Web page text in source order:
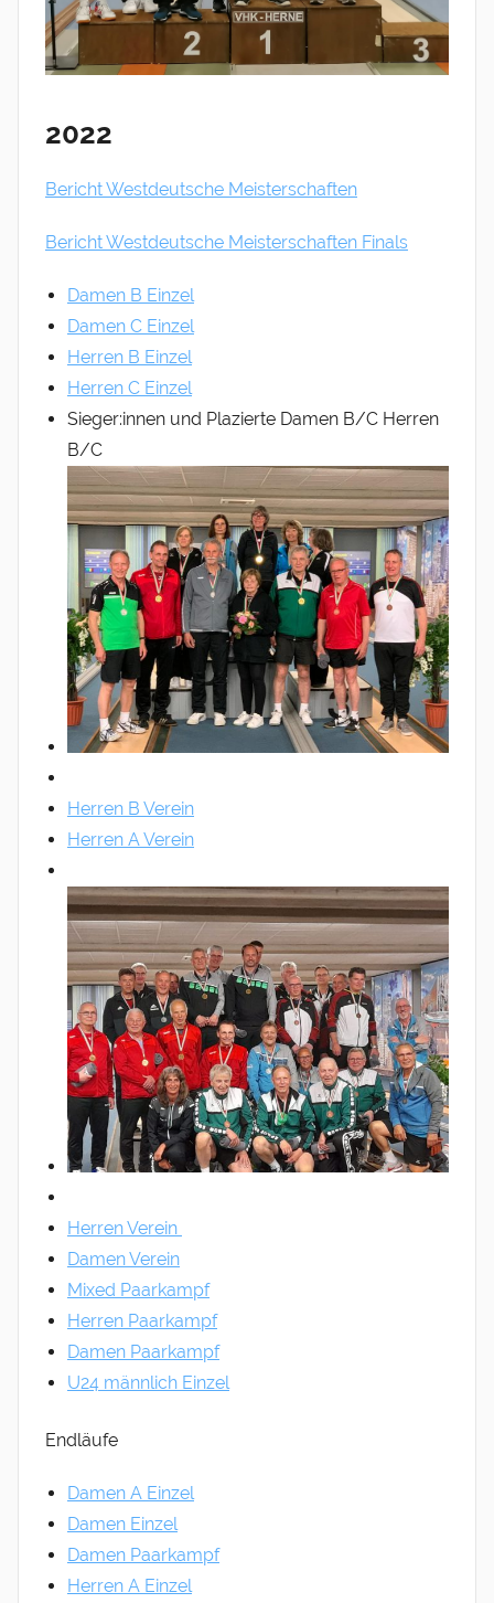
2022
Bericht Westdeutsche Meisterschaften
Bericht Westdeutsche Meisterschaften Finals
Damen B Einzel
Damen C Einzel
Herren B Einzel
Herren C Einzel
Sieger:innen und Plazierte Damen B/C Herren
B/C
Herren B Verein
Herren A Verein
Herren Verein
Damen Verein
Mixed Paarkampf
Herren Paarkampf
Damen Paarkampf
U24 männlich Einzel
Endläufe
Damen A Einzel
Damen Einzel
Damen Paarkampf
Herren A Einzel